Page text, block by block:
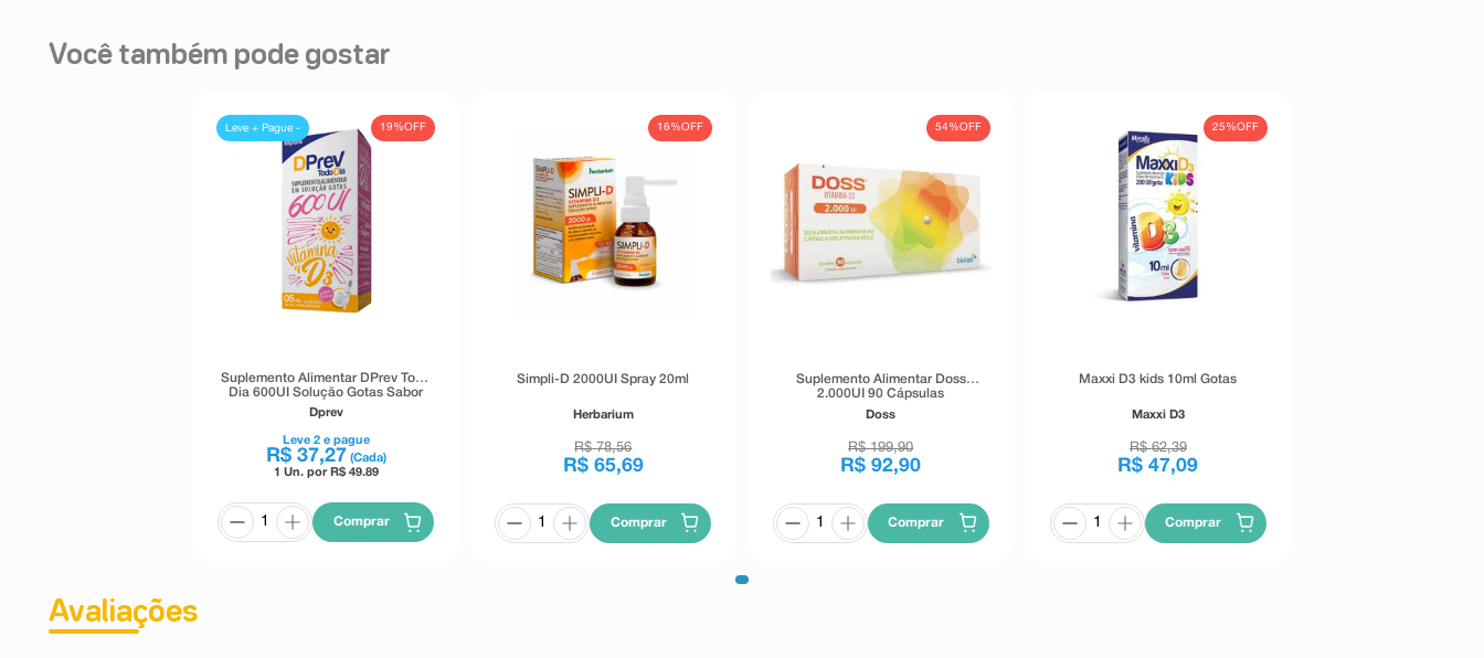
Você também pode gostar
19%OFF
Leve + Pague -
Suplemento Alimentar DPrev Todo
Dia 600UI Solução Gotas Sabor
Frutas 5ml
Dprev
Leve 2e pague
R$ 37,27 (Cada)
1 Un. por R$ 49.89
Comprar
16%OFF
Simpli-D 2000UI Spray 20ml
Herbarium
R$ 78,56
R$ 65,69
Comprar
54%OFF
Suplemento Alimentar Doss
2.000UI 90 Cápsulas
Doss
R$ 199,90
R$ 92,90
Comprar
25%OFF
Maxxi D3 kids 10ml Gotas
Maxxi D3
R$ 62,39
R$ 47,09
Comprar
Avaliações